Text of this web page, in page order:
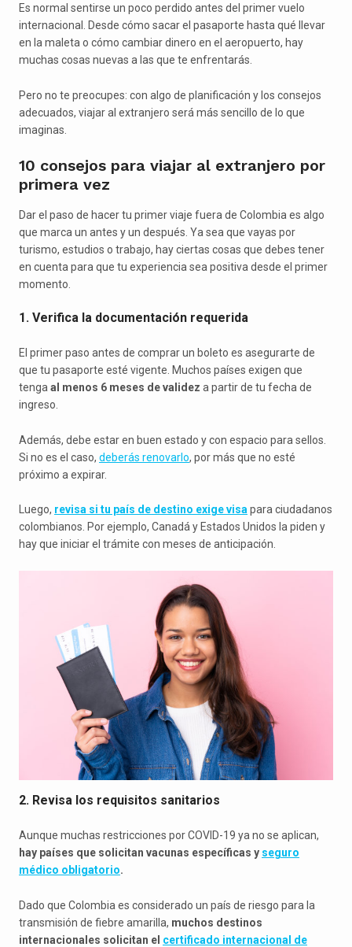
Es normal sentirse un poco perdido antes del primer vuelo
internacional. Desde cómo sacar el pasaporte hasta qué llevar
en la maleta o cómo cambiar dinero en el aeropuerto, hay
muchas cosas nuevas a las que te enfrentarás.
Pero no te preocupes: con algo de planificación y los consejos
adecuados, viajar al extranjero será más sencillo de lo que
imaginas.
10 consejos para viajar al extranjero por
primera vez
Dar el paso de hacer tu primer viaje fuera de Colombia es algo
que marca un antes y un después. Ya sea que vayas por
turismo, estudios o trabajo, hay ciertas cosas que debes tener
en cuenta para que tu experiencia sea positiva desde el primer
momento.
1. Verifica la documentación requerida
El primer paso antes de comprar un boleto es asegurarte de
que tu pasaporte esté vigente. Muchos países exigen que
tengaal menos 6 meses de validez a partir de tu fecha de
ingreso.
Además, debe estar en buen estado y con espacio para sellos.
Si no es el caso, deberás renovarlo, por más que no esté
próximo a expirar.
Luego, revisa si tu país de destino exige visa para ciudadanos
colombianos. Por ejemplo, Canadá y Estados Unidos la piden y
hay que iniciar el trámite con meses de anticipación.
2. Revisa los requisitos sanitarios
Aunque muchas restricciones por COVID-19 ya no se aplican,
hay países que solicitan vacunas específicas y seguro
médico obligatorio.
Dado que Colombia es considerado un país de riesgo para la
transmisión de fiebre amarilla, muchos destinos
internacionales solicitan el certificado internacional de